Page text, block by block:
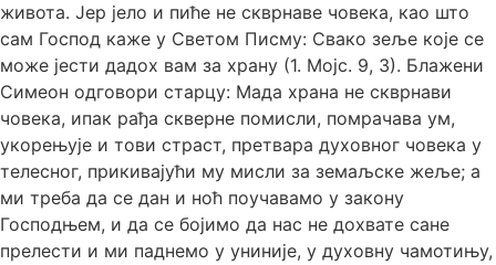
живота. Јер јело и пиће не скврнаве човека, као што
сам Господ каже у Светом Писму: Свако зеље које се
може јести дадох вам за храну (1. Мојс. 9, 3). Блажени
Симеон одговори старцу: Мада храна не скврнави
човека, ипак рађа скверне помисли, помрачава ум,
укорењује и тови страст, претвара духовног човека у
телесног, прикивајући му мисли за земаљске жеље; а
ми треба да се дан и ноћ поучавамо у закону
Господњем, и да се бојимо да нас не дохвате сане
прелести и ми паднемо у униније, у духовну чамотињу,